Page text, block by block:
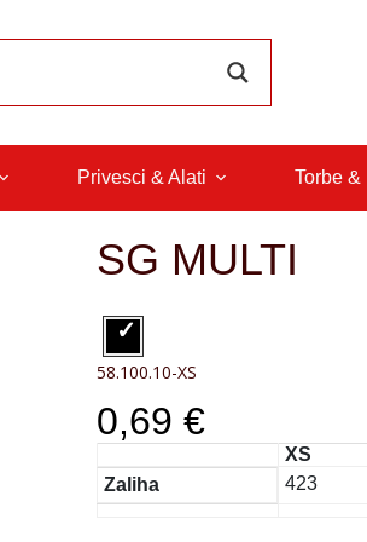
Privesci & Alati Torbe &
SG MULTI
58.100.10-XS
0,69 €
XS
Zaliha
423